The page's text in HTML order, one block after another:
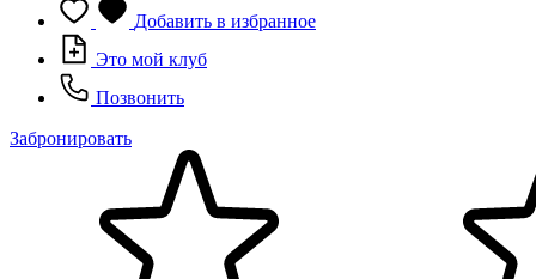
Добавить в избранное
Это мой клуб
Позвонить
Забронировать